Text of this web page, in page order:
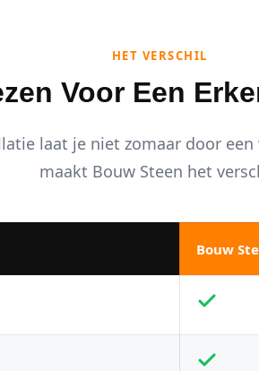
HET VERSCHIL
Voor Een
laat je niet zomaar door
maakt Bouw Steen het
Bouw